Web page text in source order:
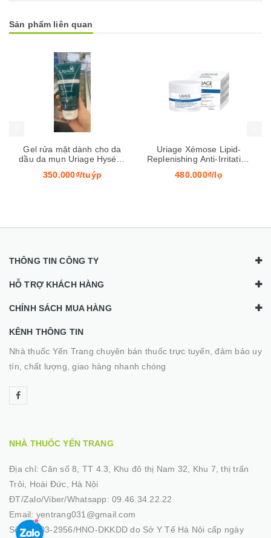
Sản phẩm liên quan
Gel rửa mặt dành cho da
dầu da mụn Uriage Hyséac
350.000₫/tuýp
Uriage Xémose Lipid-
Replenishing Anti-Irritation
480.000₫/lọ
THÔNG TIN CÔNG TY
HỖ TRỢ KHÁCH HÀNG
CHÍNH SÁCH MUA HÀNG
KÊNH THÔNG TIN
Nhà thuốc Yến Trang chuyên bán thuốc trực tuyến, đảm bảo uy
tín, chất lượng, giao hàng nhanh chóng
NHÀ THUỐC YẾN TRANG
Địa chỉ:Căn số 8, TT 4.3, Khu đô thị Nam 32, Khu 7, thị trấn
Trôi, Hoài Đức, Hà Nội
ĐT/Zalo/Viber/Whatsapp: 09.46.34.22.22
Email: yentrang031@gmail.com
Số GP:03-2956/HNO-DKKDD do Sở Y Tế Hà Nội cấp ngày